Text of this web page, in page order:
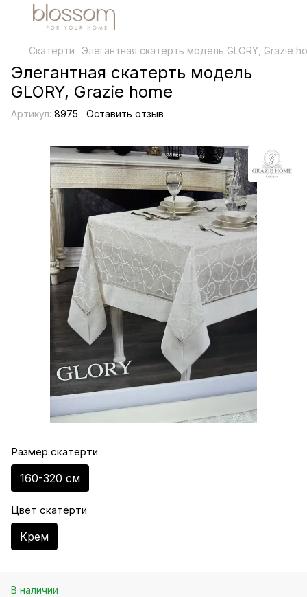
Скатерти Элегантная скатерть модель GLORY, Grazie
Элегантная скатерть модель
GLORY, Grazie home
Артикул: 8975 Оставить отзыв
Размер скатерти
160-320 см
Цвет скатерти
Крем
В наличии